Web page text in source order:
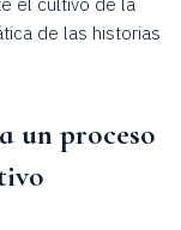
de las historias
un proceso